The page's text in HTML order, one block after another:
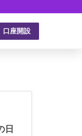
口座開設
日